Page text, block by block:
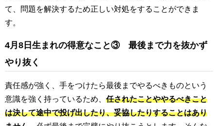
て、問題を解決するため正しい対処をすることができま
す。
4月8日生まれの得意なこと③ 最後まで力を抜かず
やり抜く
責任感が強く、手をつけたら最後までやるべきものという
意識を強く持っているため、 任されたことややるべきこと
は決して途中で投げ出したり、妥協したりすることはあり